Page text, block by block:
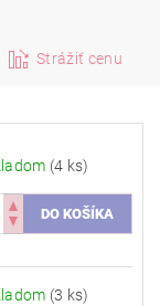
Strážiť cenu
(4 ks)
(3 ks)